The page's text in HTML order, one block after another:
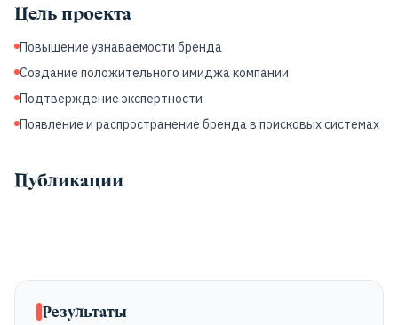
Цель проекта
Повышение узнаваемости бренда
Создание положительного имиджа компании
Подтверждение экспертности
Появление и распространение бренда в поисковых системах
Публикации
Результаты